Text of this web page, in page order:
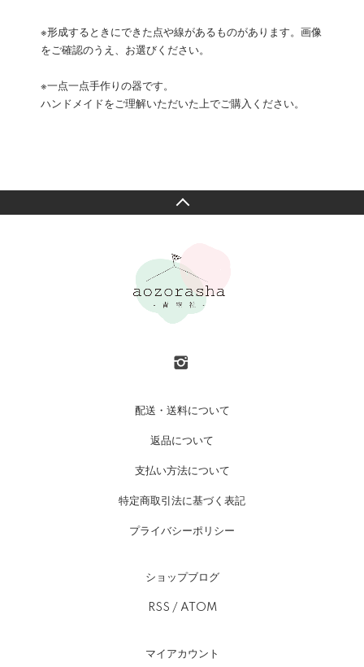
※形成するときにできた点や線があるものがあります。画像
をご確認のうえ、お選びください。
※一点一点手作りの器です。
ハンドメイドをご理解いただいた上でご購入ください。
配送・送料について
返品について
支払い方法について
特定商取引法に基づく表記
プライバシーポリシー
ショップブログ
RSS / ATOM
マイアカウント